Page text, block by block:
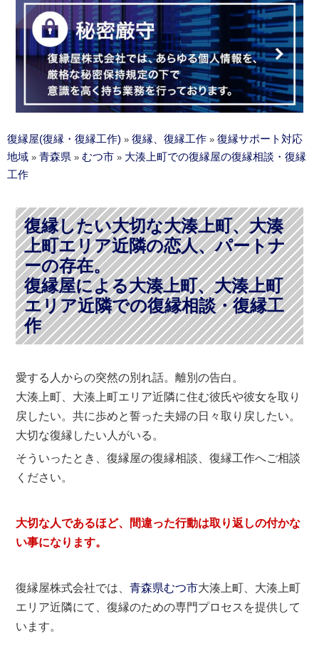
復縁屋(復縁・復縁工作) » 復縁、復縁工作 » 復縁サポート対応
地域 » 青森県 » むつ市 » 大湊上町での復縁屋の復縁相談・復縁
工作
復縁したい大切な大湊上町、大湊
上町エリア近隣の恋人、パートナ
ーの存在。
復縁屋による大湊上町、大湊上町
エリア近隣での復縁相談・復縁工
作
愛する人からの突然の別れ話。離別の告白。
大湊上町、大湊上町エリア近隣に住む彼氏や彼女を取り
戻したい。共に歩めと誓った夫婦の日々取り戻したい。
大切な復縁したい人がいる。
そういったとき、復縁屋の復縁相談、復縁工作へご相談
ください。
大切な人であるほど、間違った行動は取り返しの付かな
い事になります。
復縁屋株式会社では、青森県むつ市大湊上町、大湊上町
エリア近隣にて、復縁のための専門プロセスを提供して
います。